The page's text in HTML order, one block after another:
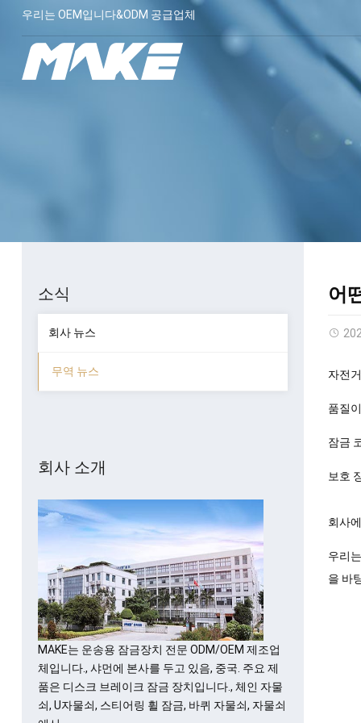
우리는 OEM입니다&ODM 공급업체
어
자전
품질
잠금
보호
회사
우리
을 바
소식
회사 뉴스
무역 뉴스
회사 소개
MAKE는 운송용 잠금장치 전문 ODM/OEM 제조업
체입니다., 샤먼에 본사를 두고 있음, 중국. 주요 제
품은 디스크 브레이크 잠금 장치입니다., 체인 자물
쇠, U자물쇠, 스티어링 휠 잠금, 바퀴 자물쇠, 자물쇠